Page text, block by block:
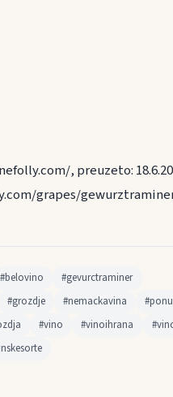
, preuzeto:
grapes/
#belovino
#gevurctraminer
#grozdje #nemackavina
#vino #vinoihrana